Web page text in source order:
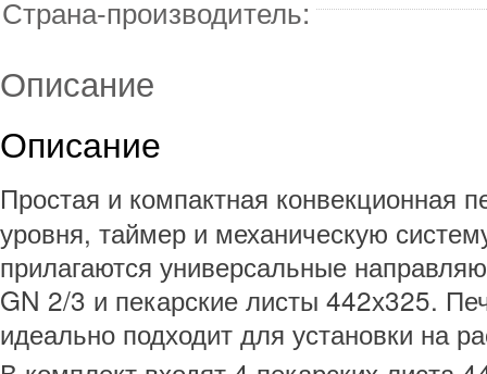
Страна-производитель:
Описание
Описание
Простая и компактная конвекционная
уровня, таймер и механическую
прилагаются универсальные
GN 2/3 и пекарские листы 442х325.
идеально подходит для установки на